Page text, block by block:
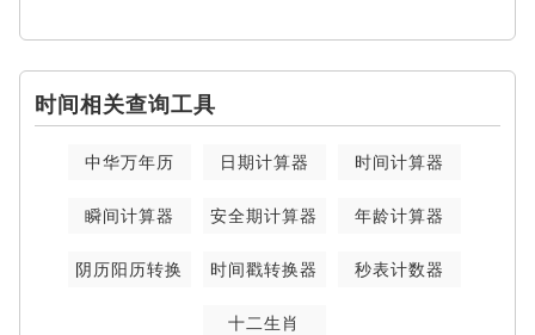
时间相关查询工具
中华万年历 日期计算器 时间计算器
瞬间计算器 安全期计算器 年龄计算器
阴历阳历转换 时间戳转换器 秒表计数器
十二生肖